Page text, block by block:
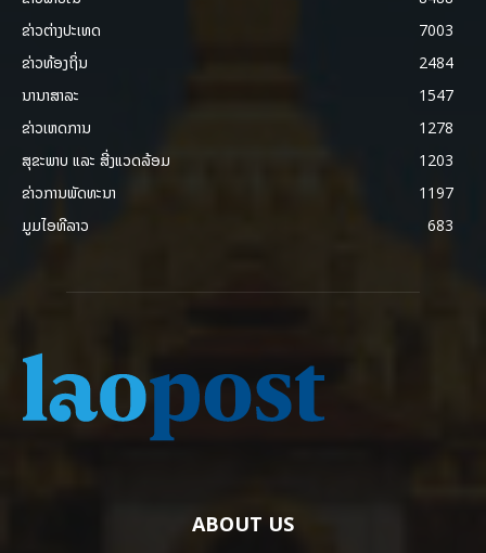
ຂ່າວຕ່າງປະເທດ
7003
ຂ່າວທ້ອງຖິ່ນ
2484
ນານາສາລະ
1547
ຂ່າວເຫດການ
1278
ສຸຂະພາບ ແລະ ສີ່ງແວດລ້ອມ
1203
ຂ່າວການພັດທະນາ
1197
ມູມໄອທີລາວ
683
ABOUT US